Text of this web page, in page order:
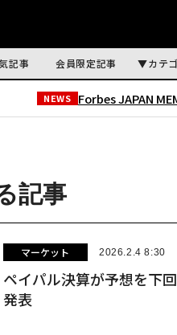
記事 会員限定記事 カテ
NEWS Forbes JAPAN
記事
マーケット 2026.2.4 8:30
ペイパル決算が予想を下
発表